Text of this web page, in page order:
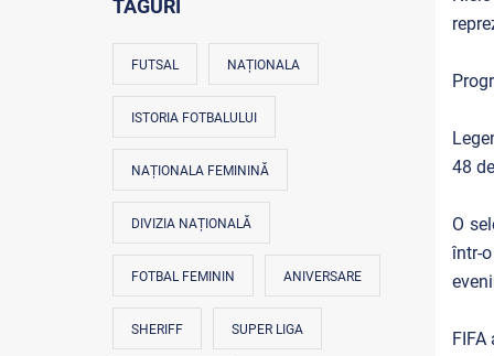
TAGURI
FUTSAL NAȚIONALA
ISTORIA FOTBALULUI
NAȚIONALA FEMININĂ
DIVIZIA NAȚIONALĂ
FOTBAL FEMININ ANIVERSARE
SHERIFF SUPER LIGA
48
O
într-